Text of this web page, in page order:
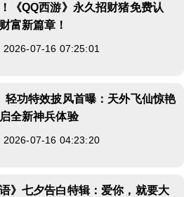
《QQ西游》永久招财猪免费认
富新篇章！
2026-07-16 07:25:01
轻功特效披风首曝：天外飞仙惊艳
全新神兵体验
2026-07-16 04:23:20
语》七夕告白特辑：爱你，就要大